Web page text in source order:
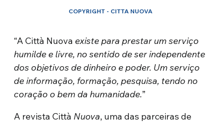
COPYRIGHT - CITTA NUOVA
“A Città Nuovaexiste para prestar um serviço
humilde e livre, no sentido de ser independente
dos objetivos de dinheiro e poder. Um serviço
de informação, formação, pesquisa, tendo no
coração o bem da humanidade.”
A revista Città Nuova, uma das parceiras de